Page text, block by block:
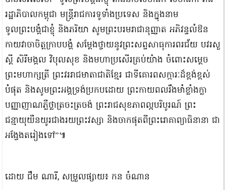
រដ្ឋាភិបាលកម្ពុជា មន្ត្រីរាជការទូទាំងប្រទេស និងក្នុងនាម
ទូលព្រះបង្គំជាខ្ញុំ និងភរិយា សូមព្រះបរមរាជានុញ្ញាត អភិវន្ទលំឱន
កាយវាចាចិត្តក្រាបបង្គំ សម្តែងថ្វាយនូវព្រះសព្ទសាធុការពរជ័យ បវរសួ
ស្តី សិរីមង្គល វិបុលសុខ និងមហាប្រសើរគ្រប់យ៉ាង ចំពោះសម្តេច
ព្រះមហាក្សត្រី ព្រះវររាជមាតាជាតិខ្មែរ ជាទីគោរពសក្ការៈដ៏ខ្ពង់ខ្ពស់
បំផុត និងសូមព្រះអង្គទ្រង់ប្រកបដោយ ព្រះកាយពលរឹងមាំខ្លាំងក្លា
បញ្ញាញាណភ្លឺថ្លាត្រចះត្រចង់ ព្រះរាជសុខភាពល្អបរិបូរណ៍ ព្រះ
ជន្មាយុយឺនយូរជាងរយព្រះវស្សា និងចាកផុតពីព្រះរោគាព្យាធិនានា ជា
អង្វែងតរៀងទៅ”៕
ដោយ ជឹម ណារី, សម្រួលផ្សាយ៖ កន ចំណាន